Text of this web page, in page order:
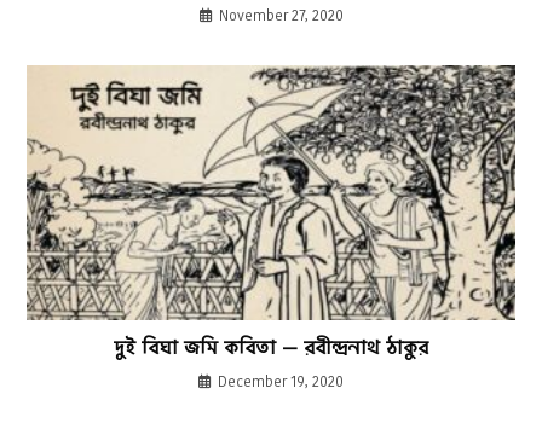
November 27, 2020
দুই বিঘা জমি কবিতা — রবীন্দ্রনাথ ঠাকুর
December 19, 2020